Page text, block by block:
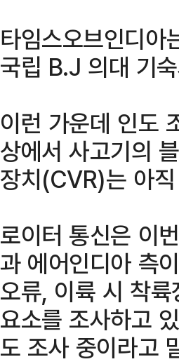
타임스오브인디아
국립 B.J 의대 기
이런 가운데 인도
상에서 사고기의
장치(CVR)는 아
로이터 통신은 이
과 에어인디아 측
오류, 이륙 시 착
요소를 조사하고
도 조사 중이라고